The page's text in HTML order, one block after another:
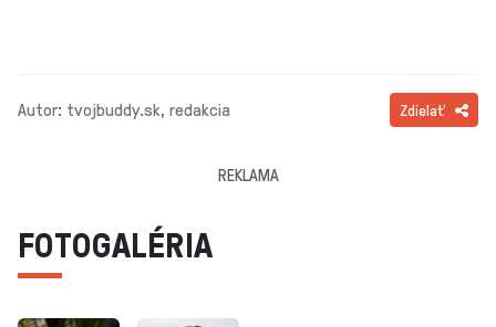
Autor: tvojbuddy.sk, redakcia Zdielať
REKLAMA
FOTOGALÉRIA